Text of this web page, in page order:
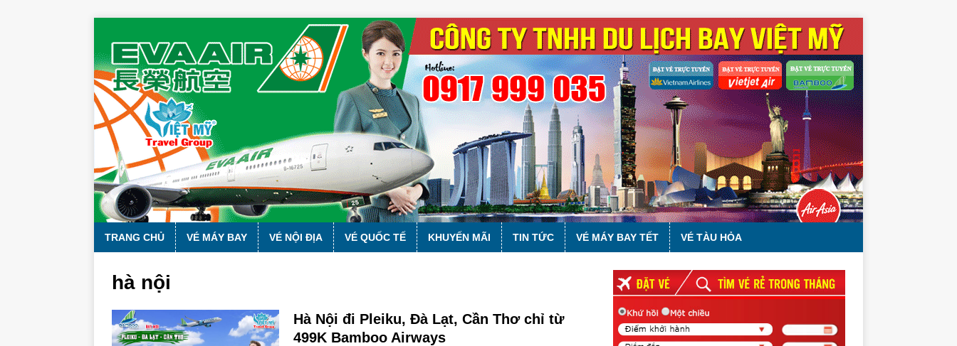
TRANG CHỦ VÉ MÁY BAY VÉ NỘI ĐỊA VÉ QUỐC TẾ KHUYẾN MÃI TIN TỨC VÉ MÁY BAY TẾT VÉ TÀU HỎA
hà nội
Hà Nội đi Pleiku, Đà Lạt, Cần Thơ chỉ từ
499K Bamboo Airways